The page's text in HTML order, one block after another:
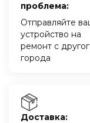
проблема:
Отправляйте
устройство на
ремонт с
города
Доставка: